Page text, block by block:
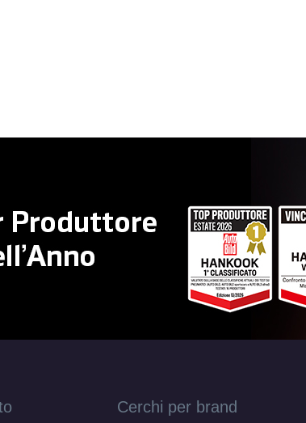
Esaurito
ET39
Cerchi per brand